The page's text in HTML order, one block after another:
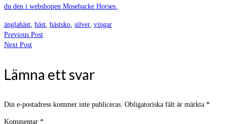
du den i webshopen Mosebacke Horses.
änglahäst, häst, hästsko, silver, vingar
Previous Post
Next Post
Lämna ett svar
Din e-postadress kommer inte publiceras. Obligatoriska fält är märkta *
Kommentar *